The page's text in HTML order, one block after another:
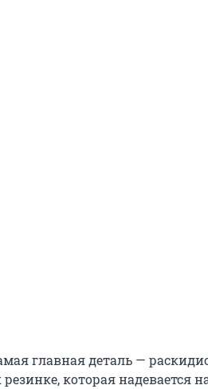
главная деталь —
резинке, которая надевается